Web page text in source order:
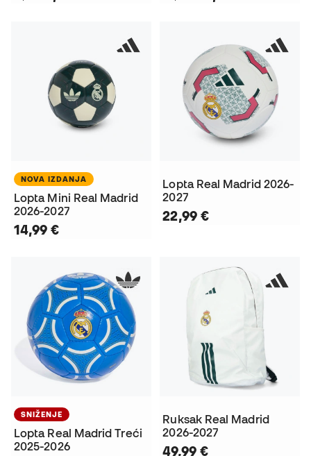
NOVA IZDANJA
Lopta Mini Real Madrid
2026-2027
14,99 €
Lopta Real Madrid 2026-
2027
22,99 €
SNIŽENJE
Lopta Real Madrid Treći
2025-2026
Ruksak Real Madrid
2026-2027
49,99 €